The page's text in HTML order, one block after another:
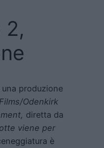
2,
una produzione
Odenkirk
diretta da
viene per
è